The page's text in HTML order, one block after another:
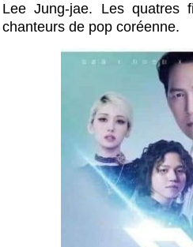
Lee Jung-jae. Les quatres
chanteurs de pop coréenne.